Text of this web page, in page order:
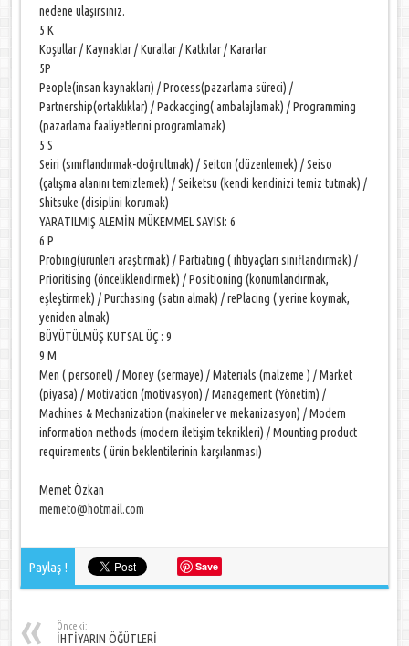
nedene ulaşırsınız.
5 K
Koşullar / Kaynaklar / Kurallar / Katkılar / Kararlar
5P
People(insan kaynakları) / Process(pazarlama süreci) /
Partnership(ortaklıklar) / Packacging( ambalajlamak) / Programming
(pazarlama faaliyetlerini programlamak)
5 S
Seiri (sınıflandırmak-doğrultmak) / Seiton (düzenlemek) / Seiso
(çalışma alanını temizlemek) / Seiketsu (kendi kendinizi temiz tutmak) /
Shitsuke (disiplini korumak)
YARATILMIŞ ALEMİN MÜKEMMEL SAYISI: 6
6 P
Probing(ürünleri araştırmak) / Partiating ( ihtiyaçları sınıflandırmak) /
Prioritising (önceliklendirmek) / Positioning (konumlandırmak,
eşleştirmek) / Purchasing (satın almak) / rePlacing ( yerine koymak,
yeniden almak)
BÜYÜTÜLMÜŞ KUTSAL ÜÇ : 9
9 M
Men ( personel) / Money (sermaye) / Materials (malzeme ) / Market
(piyasa) / Motivation (motivasyon) / Management (Yönetim) /
Machines & Mechanization (makineler ve mekanizasyon) / Modern
information methods (modern iletişim teknikleri) / Mounting product
requirements ( ürün beklentilerinin karşılanması)
Memet Özkan
memeto@hotmail.com
Paylaş ! Save
Önceki:
İHTİYARIN ÖĞÜTLERİ